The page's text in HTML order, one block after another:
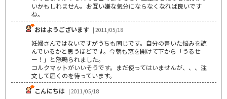
いかもしれません。お互い嫌な気分にならなくなれば良いです
ね。
おはようございます | 2011/05/18
妊婦さんではないですがうちも同じです。自分の書いた悩みを読
んでいるかと思うほどです。今朝も窓を開けて下から「うるせ
ー！」と怒鳴られました。
コルクマットがいいそうです。まだ使ってはいませんが、、、注
文して届くのを待っています。
こんにちは | 2011/05/18